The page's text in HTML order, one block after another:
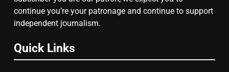
चुनाव से पहले लालू परिवार पर बड़ा झटका,
दिल्ली कोर्ट ने IRCTC घोटाले में आरोप
तय किए
continue you’re your patronage and continue to support
independent journalism.
Quick Links